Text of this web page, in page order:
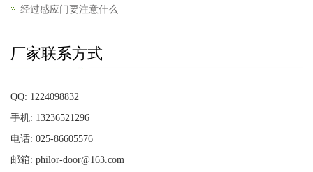
经过感应门要注意什么
厂家联系方式
QQ: 1224098832
手机: 13236521296
电话: 025-86605576
邮箱: philor-door@163.com